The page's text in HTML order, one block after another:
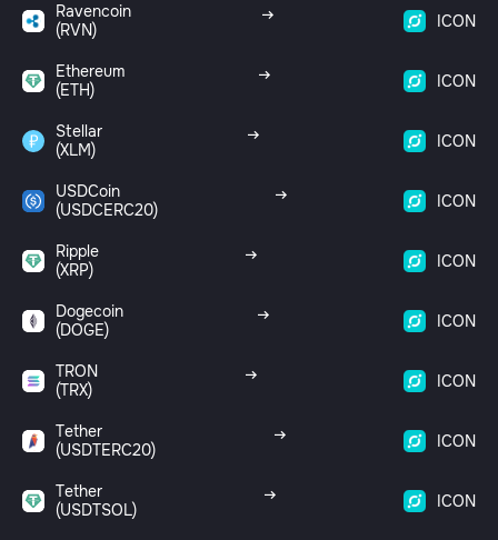
Ravencoin
(RVN)
ICON
Ethereum
(ETH)
ICON
Stellar
(XLM)
ICON
USDCoin
(USDCERC20)
ICON
Ripple
(XRP)
ICON
Dogecoin
(DOGE)
ICON
TRON
(TRX)
ICON
Tether
(USDTERC20)
ICON
Tether
(USDTSOL)
ICON